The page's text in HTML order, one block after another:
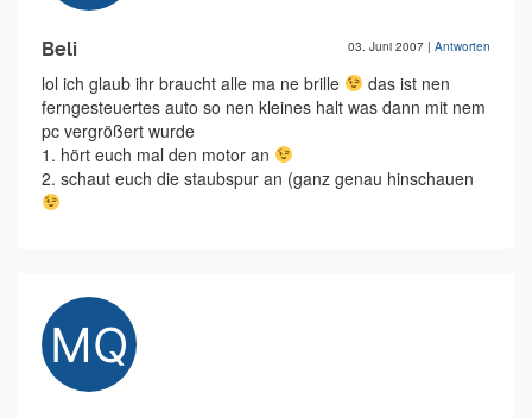
Beli 03. Juni 2007 | Antworten
lol ich glaub ihr braucht alle ma ne brille
das ist nen
ferngesteuertes auto so nen kleines halt was dann mit nem
pc vergrößert wurde
1. hört euch mal den motor an
2. schaut euch die staubspur an (ganz genau hinschauen